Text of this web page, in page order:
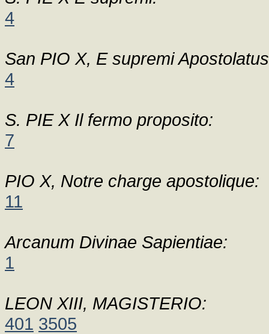
4
San PIO X, E supremi
4
S. PIE X Il fermo proposito:
7
PIO X, Notre charge apostolique:
11
Arcanum Divinae Sapientiae:
1
LEON XIII, MAGISTERIO:
401 3505